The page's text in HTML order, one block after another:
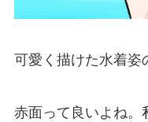
可愛く描けた水着姿
赤面って良いよね。